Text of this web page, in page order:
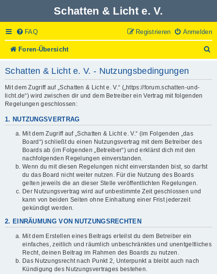
Schatten & Licht e. V.
FAQ Anmelden
Registrieren
Foren-Übersicht
u
Schatten & Licht e. V. - Nutzungsbedingungen
Mit dem Zugriff auf „Schatten & Licht e. V.“ („https://forum.schatten-und-
licht.de“) wird zwischen dir und dem Betreiber ein Vertrag mit folgenden
Regelungen geschlossen:
1. NUTZUNGSVERTRAG
Mit dem Zugriff auf „Schatten & Licht e. V.“ (im Folgenden „das
Board“) schließt du einen Nutzungsvertrag mit dem Betreiber des
Boards ab (im Folgenden „Betreiber“) und erklärst dich mit den
nachfolgenden Regelungen einverstanden.
Wenn du mit diesen Regelungen nicht einverstanden bist, so darfst
du das Board nicht weiter nutzen. Für die Nutzung des Boards
gelten jeweils die an dieser Stelle veröffentlichten Regelungen.
Der Nutzungsvertrag wird auf unbestimmte Zeit geschlossen und
kann von beiden Seiten ohne Einhaltung einer Frist jederzeit
gekündigt werden.
2. EINRÄUMUNG VON NUTZUNGSRECHTEN
Mit dem Erstellen eines Beitrags erteilst du dem Betreiber ein
einfaches, zeitlich und räumlich unbeschränktes und unentgeltliches
Recht, deinen Beitrag im Rahmen des Boards zu nutzen.
Das Nutzungsrecht nach Punkt 2, Unterpunkt a bleibt auch nach
Kündigung des Nutzungsvertrages bestehen.